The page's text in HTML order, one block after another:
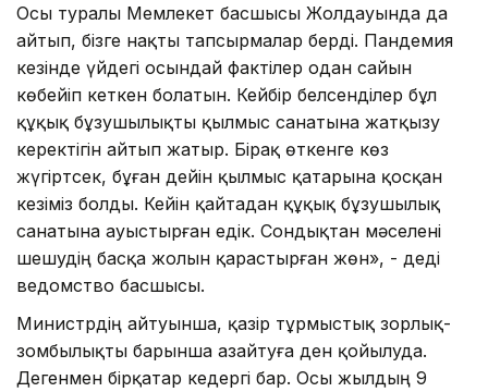
Осы туралы Мемлекет басшысы Жолдауында да
айтып, бізге нақты тапсырмалар берді. Пандемия
кезінде үйдегі осындай фактілер одан сайын
көбейіп кеткен болатын. Кейбір белсенділер бұл
құқық бұзушылықты қылмыс санатына жатқызу
керектігін айтып жатыр. Бірақ өткенге көз
жүгіртсек, бұған дейін қылмыс қатарына қосқан
кезіміз болды. Кейін қайтадан құқық бұзушылық
санатына ауыстырған едік. Сондықтан мәселені
шешудің басқа жолын қарастырған жөн», - деді
ведомство басшысы.
Министрдің айтуынша, қазір тұрмыстық зорлық-
зомбылықты барынша азайтуға ден қойылуда.
Дегенмен бірқатар кедергі бар. Осы жылдың 9